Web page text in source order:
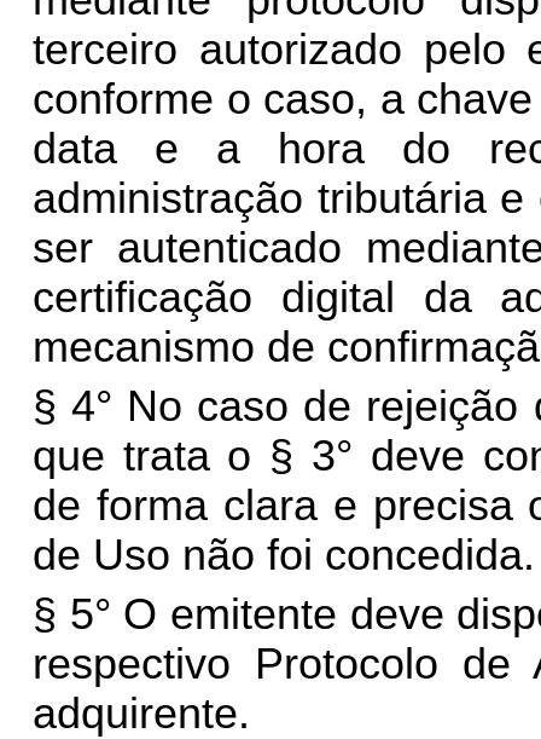
terceiro autorizado pelo
conforme o caso, a
data e a hora do
administração tributária
ser autenticado
certificação digital da
mecanismo de
§ 4° No caso de
que trata o § 3° deve
de forma clara e precisa
de Uso não foi concedida.
§ 5° O emitente deve
respectivo Protocolo
adquirente.